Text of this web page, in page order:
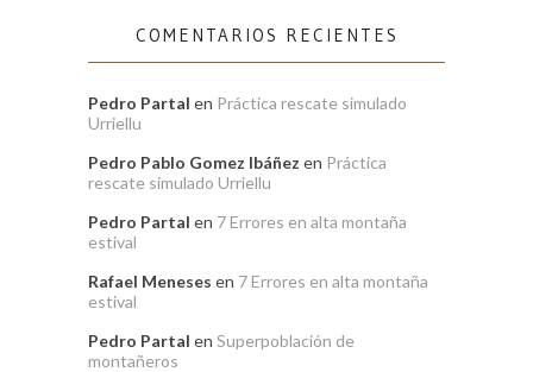
COMENTARIOS RECIENTES
Pedro Partal en Práctica rescate simulado
Urriellu
Pedro Pablo Gomez Ibáñez en Práctica
rescate simulado Urriellu
Pedro Partal en 7 Errores en alta montaña
estival
Rafael Meneses en 7 Errores en alta montaña
estival
Pedro Partal en Superpoblación de
montañeros